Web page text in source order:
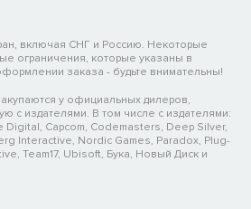
включая СНГ и Россию. Некоторые
ограничения, которые указаны в
заказа - будьте внимательны!
у официальных дилеров,
с издателями. В том числе с издателями:
Digital, Capcom, Codemasters, Deep Silver,
Interactive, Nordic Games, Paradox, Plug-
Team17, Ubisoft, Бука, Новый Диск и